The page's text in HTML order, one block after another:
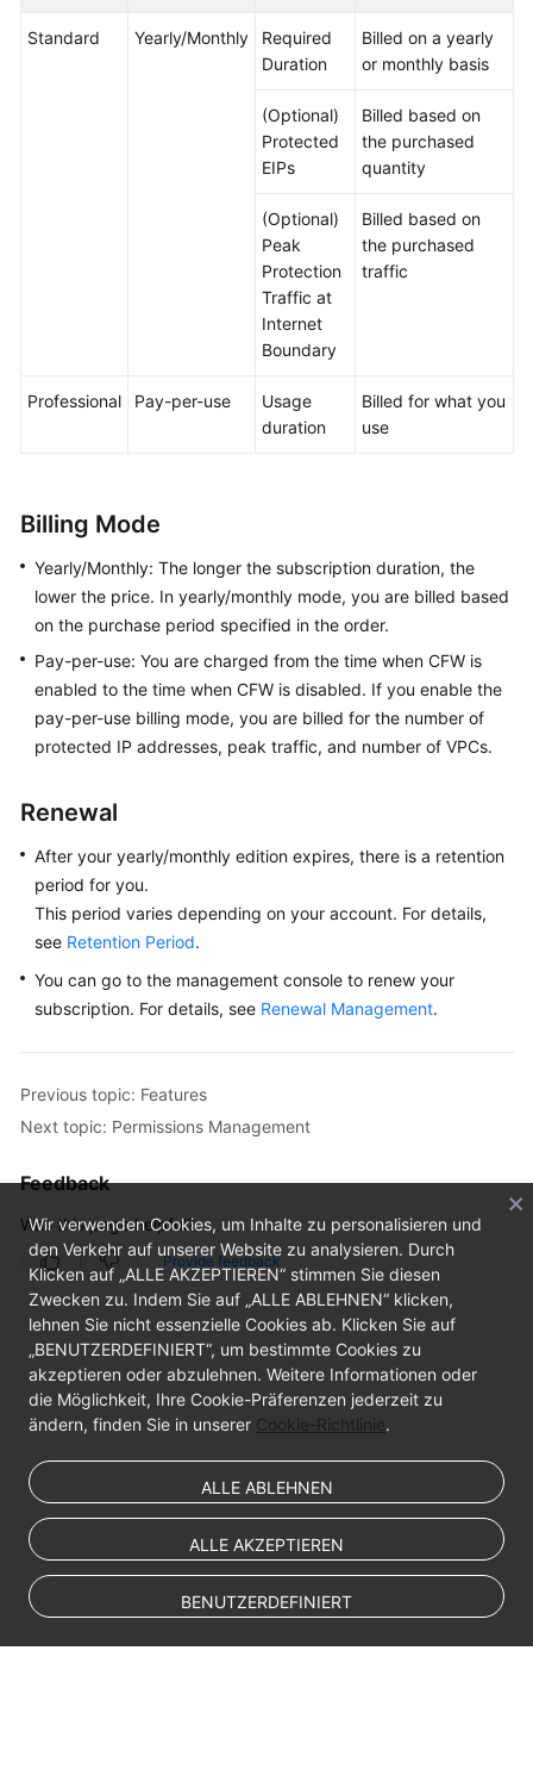
SDK
Standard Yearly/Monthly
Required
Duration
Billed on a yearly
or monthly basis
(Optional)
Protected
EIPs
Billed based on
the purchased
quantity
(Optional)
Peak
Protection
Traffic at
Internet
Boundary
Billed based on
the purchased
traffic
Professional Pay-per-use
Usage
duration
Billed for what you
use
Billing Mode
Yearly/Monthly: The longer the subscription duration, the
lower the price. In yearly/monthly mode, you are billed based
on the purchase period specified in the order.
Pay-per-use: You are charged from the time when CFW is
enabled to the time when CFW is disabled. If you enable the
pay-per-use billing mode, you are billed for the number of
protected IP addresses, peak traffic, and number of VPCs.
Renewal
After your yearly/monthly edition expires, there is a retention
period for you.
This period varies depending on your account. For details,
see Retention Period.
You can go to the management console to renew your
subscription. For details, see Renewal Management.
Previous topic: Features
Next topic: Permissions Management
Feedback
Was this page helpful?
Provide feedback
Wir verwenden Cookies, um Inhalte zu personalisieren und
den Verkehr auf unserer Website zu analysieren. Durch
Klicken auf „ALLE AKZEPTIEREN“ stimmen Sie diesen
Zwecken zu. Indem Sie auf „ALLE ABLEHNEN“ klicken,
lehnen Sie nicht essenzielle Cookies ab. Klicken Sie auf
„BENUTZERDEFINIERT“, um bestimmte Cookies zu
akzeptieren oder abzulehnen. Weitere Informationen oder
die Möglichkeit, Ihre Cookie-Präferenzen jederzeit zu
ändern, finden Sie in unserer Cookie-Richtlinie.
ALLE ABLEHNEN
ALLE AKZEPTIEREN
BENUTZERDEFINIERT